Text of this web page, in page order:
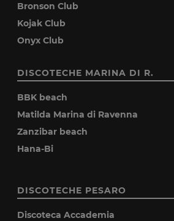
Bronson Club
Kojak Club
Onyx Club
DISCOTECHE MARINA DI R.
BBK beach
Matilda Marina di Ravenna
Zanzibar beach
Hana-Bi
DISCOTECHE PESARO
Discoteca Accademia